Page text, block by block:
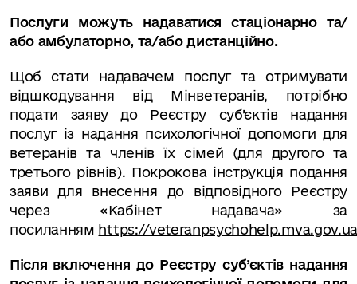
Послуги можуть надаватися стаціонарно та/
або амбулаторно, та/або дистанційно.
Щоб стати надавачем послуг та отримувати
відшкодування від Мінветеранів, потрібно
подати заяву до Реєстру суб’єктів надання
послуг із надання психологічної допомоги для
ветеранів та членів їх сімей (для другого та
третього рівнів). Покрокова інструкція подання
заяви для внесення до відповідного Реєстру
через «Кабінет надавача» за
посиланням https://
Після включення до Реєстру суб’єктів надання